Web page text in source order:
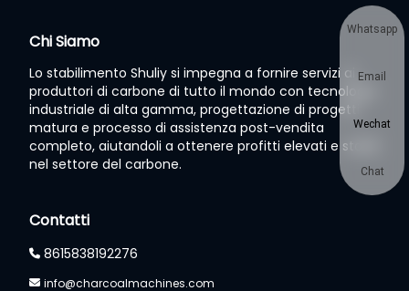
Chi Siamo
Lo stabilimento Shuliy si impegna a fornire servizi ai
produttori di carbone di tutto il mondo con tecnologia
industriale di alta gamma, progettazione di progetti
matura e processo di assistenza post-vendita
completo, aiutandoli a ottenere profitti elevati e stabili
nel settore del carbone.
Contatti
8615838192276
info@charcoalmachines.com
Whatsapp
Email
Wechat
Chat